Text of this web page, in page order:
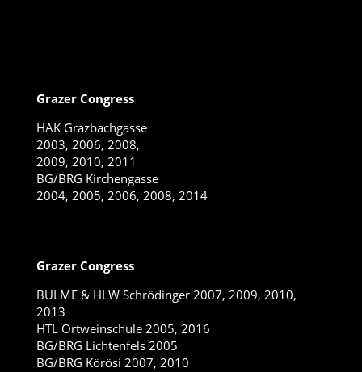
Grazer Congress
HAK Grazbachgasse
2003, 2006, 2008,
2009, 2010, 2011
BG/BRG Kirchengasse
2004, 2005, 2006, 2008, 2014
Grazer Congress
BULME & HLW Schrödinger 2007, 2009, 2010,
2013
HTL Ortweinschule 2005, 2016
BG/BRG Lichtenfels 2005
BG/BRG Körösi 2007, 2010